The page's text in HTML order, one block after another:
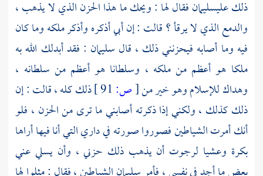
ذلك علىسليمانفقال لها : ويحك ما هذا الحزن الذي لا يذهب ،
والدمع الذي لا يرقأ ؟ قالت : إن أبي أذكره وأذكر ملكه وما كان
فيه وما أصابه فيحزنني ذلك ، قال سليمان : فقد أبدلك الله به
ملكا هو أعظم من ملكه ، وسلطانا هو أعظم من سلطانه ،
وهداك للإسلام وهو خير من[ص:
ذلك كله ، قالت : إن
ذلك كذلك ، ولكني إذا ذكرته أصابني ما ترى من الحزن ، فلو
أنك أمرت الشياطين فصوروا صورته في داري التي أنا فيها أراها
بكرة وعشيا لرجوت أن يذهب ذلك حزني ، وأن يسلي عني